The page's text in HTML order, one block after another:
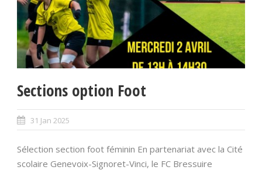
Sections option Foot
31 Jan 2025
Sélection section foot féminin En partenariat avec la Cité
scolaire Genevoix-Signoret-Vinci, le FC Bressuire